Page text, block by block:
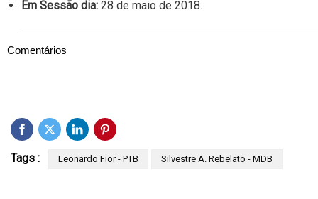
Em Sessão dia: 28 de maio de 2018.
Comentários
Tags : Leonardo Fior - PTB Silvestre A. Rebelato - MDB